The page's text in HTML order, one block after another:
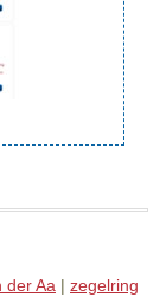
der Aa | zegelring